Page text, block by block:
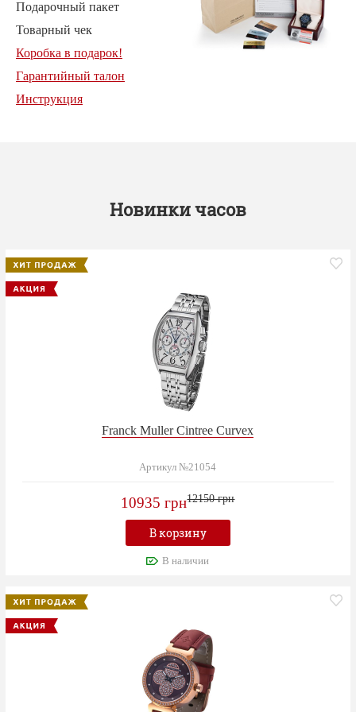
Подарочный пакет
Товарный чек
Коробка в подарок!
Гарантийный талон
Инструкция
Новинки часов
Franck Muller Cintree Curvex
Артикул №21054
10935 грн12150 грн
В корзину
В наличии